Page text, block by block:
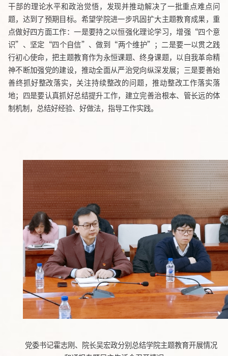
干部的理论水平和政治觉悟，发现并推动解决了一批重点难点问
题，达到了预期目标。希望学院进一步巩固扩大主题教育成果，重
点做好四方面工作：一是要持之以恒强化理论学习，增强“四个意
识”、坚定“四个自信”、做到“两个维护”；二是要一以贯之践
行初心使命，把主题教育作为永恒课题、终身课题，以自我革命精
神不断加强党的建设，推动全面从严治党向纵深发展；三是要善始
善终抓好整改落实，关注持续整改的问题，推动整改工作落实落
地；四是要认真抓好总结提升工作，建立完善治根本、管长远的体
制机制，总结好经验、好做法，指导工作实践。
党委书记霍志刚、 院长吴宏政分别总结学院主题教育开展情况